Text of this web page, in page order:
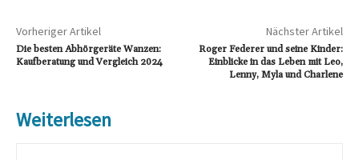
Vorheriger Artikel
Die besten Abhörgeräte Wanzen:
Kaufberatung und Vergleich 2024
Nächster Artikel
Roger Federer und seine Kinder:
Einblicke in das Leben mit Leo,
Lenny, Myla und Charlene
Weiterlesen